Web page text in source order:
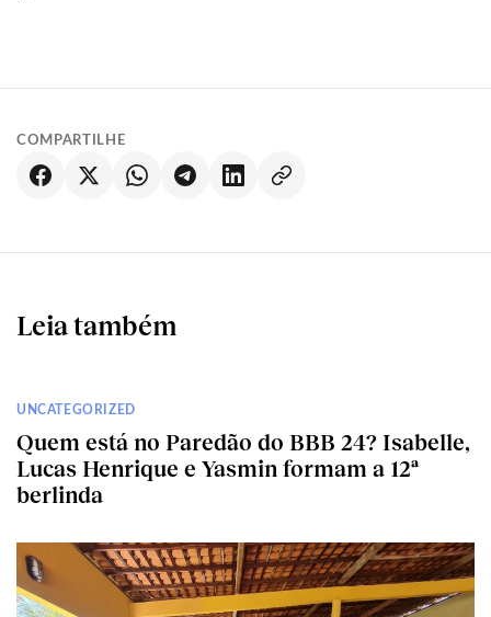
COMPARTILHE
Leia também
UNCATEGORIZED
Quem está no Paredão do BBB 24? Isabelle,
Lucas Henrique e Yasmin formam a 12ª
berlinda